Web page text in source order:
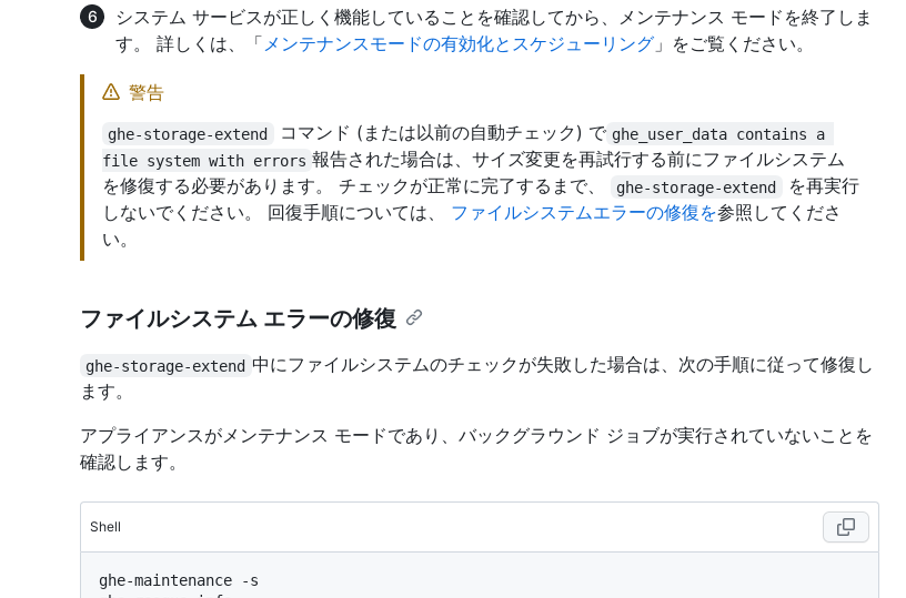
システム サービスが正しく機能していることを確認してから、メンテナンス モードを終了しま
す。 詳しくは、「メンテナンスモードの有効化とスケジューリング 」をご覧ください。
警告
ghe-storage-extend コマンド (または以前の自動チェック) で ghe_user_data contains a
file system with errors 報告された場合は、サイズ変更を再試行する前にファイルシステム
を修復する必要があります。 チェックが正常に完了するまで、
ghe-storage-extend
を再実行
しないでください。 回復手順については、 ファイルシステムエラーの修復を参照してくださ
い。
ファイルシステム エラーの修復
ghe-storage-extend 中にファイルシステムのチェックが失敗した場合は、次の手順に従って修復し
ます。
アプライアンスがメンテナンス モードであり、バックグラウンド ジョブが実行されていないことを
確認します。
Shell
ghe-maintenance -s